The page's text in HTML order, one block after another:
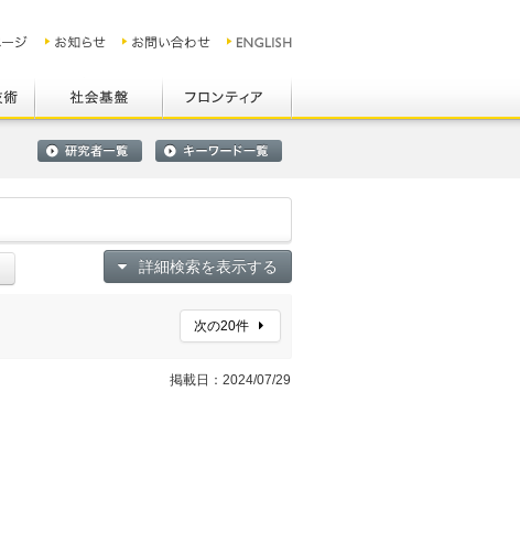
詳細検索を表示する
次の20件
掲載日：2024/07/29